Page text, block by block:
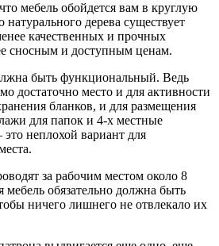
мебель обойдется вам в круглую
дерева существует
качественных и прочных
сносным и доступным ценам.
быть функциональный. Ведь
достаточно место и для активности
бланков, и для размещения
для папок и 4-х местные
неплохой вариант для
за рабочим местом около 8
мебель обязательно должна быть
ничего лишнего не отвлекало их